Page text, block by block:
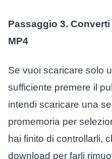
Passaggio 3.
MP4
Se vuoi scaricare solo
sufficiente premere il
intendi scaricare una
promemoria per
hai finito di controllarli,
download per farli